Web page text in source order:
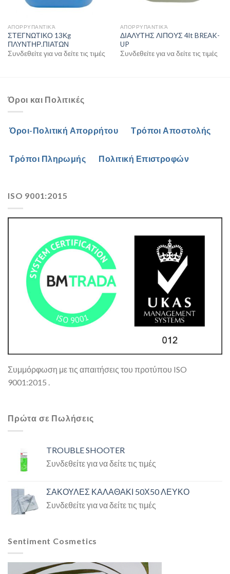
ΑΠΟΡΡΥΠΑΝΤΙΚΆ
ΣΤΕΓΝΩΤΙΚΟ 13Κg
ΠΛΥΝΤΗΡ.ΠΙΑΤΩΝ
Συνδεθείτε για να δείτε τις τιμές
ΑΠΟΡΡΥΠΑΝΤΙΚΆ
ΔΙΑΛΥΤΗΣ ΛΙΠΟΥΣ 4lt BREAK-
UP
Συνδεθείτε για να δείτε τις τιμές
Όροι και Πολιτικές
Όροι-Πολιτική Απορρήτου Τρόποι Αποστολής
Τρόποι Πληρωμής Πολιτική Επιστροφών
ISO 9001:2015
Συμμόρφωση με τις απαιτήσεις του προτύπου ISO
9001:2015 .
Πρώτα σε Πωλήσεις
TROUBLE SHOOTER
Συνδεθείτε για να δείτε τις τιμές
ΣΑΚΟΥΛΕΣ ΚΑΛΑΘΑΚΙ 50Χ50 ΛΕΥΚΟ
Συνδεθείτε για να δείτε τις τιμές
Sentiment Cosmetics